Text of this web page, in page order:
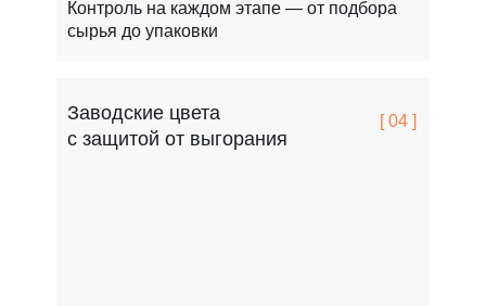
Заводские цвета
с защитой от выгорания
[ 04 ]
Контроль на каждом этапе — от подбора
сырья до упаковки